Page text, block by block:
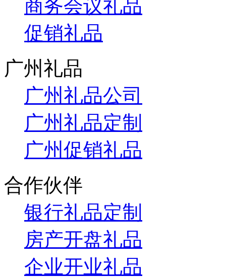
商务会议礼品
促销礼品
广州礼品
广州礼品公司
广州礼品定制
广州促销礼品
合作伙伴
银行礼品定制
房产开盘礼品
企业开业礼品